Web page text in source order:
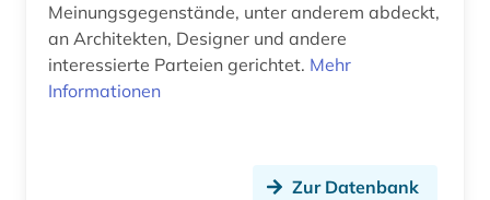
dissertation (2)
dokument (1)
Meinungsgegenstände, unter anderem abdeckt,
an Architekten, Designer und andere
interessierte Parteien gerichtet. Mehr
Informationen
Zur Datenbank